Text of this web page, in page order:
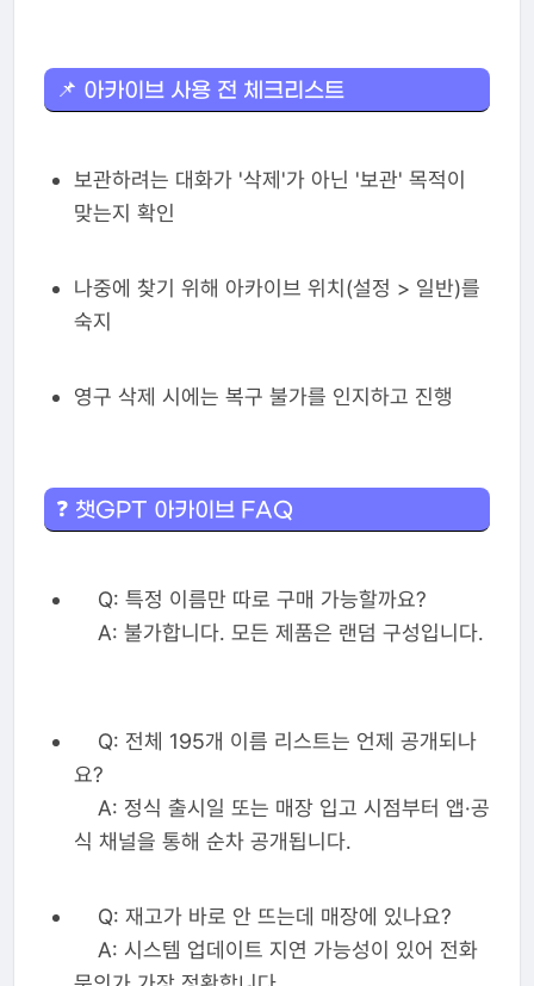
📌 아카이브 사용 전 체크리스트
보관하려는 대화가 '삭제'가 아닌 '보관' 목적이
맞는지 확인
나중에 찾기 위해 아카이브 위치(설정 > 일반)를
숙지
영구 삭제 시에는 복구 불가를 인지하고 진행
❓ 챗GPT 아카이브 FAQ
Q: 특정 이름만 따로 구매 가능할까요?
A: 불가합니다. 모든 제품은 랜덤 구성입니다.
Q: 전체 195개 이름 리스트는 언제 공개되나
요?
A: 정식 출시일 또는 매장 입고 시점부터 앱·공
식 채널을 통해 순차 공개됩니다.
Q: 재고가 바로 안 뜨는데 매장에 있나요?
A: 시스템 업데이트 지연 가능성이 있어 전화